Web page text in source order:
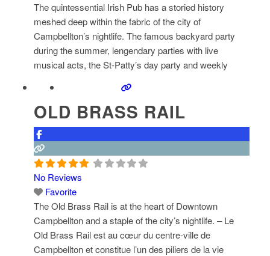
The quintessential Irish Pub has a storied history
meshed deep within the fabric of the city of
Campbellton’s nightlife. The famous backyard party
during the summer, lengendary parties with live
musical acts, the St-Patty’s day party and weekly
good time to be had in the city! – Ce pub irlandais a
uneRead more...
OLD BRASS RAIL
No Reviews
Favorite
The Old Brass Rail is at the heart of Downtown
Campbellton and a staple of the city’s nightlife. – Le
Old Brass Rail est au cœur du centre-ville de
Campbellton et constitue l’un des piliers de la vie